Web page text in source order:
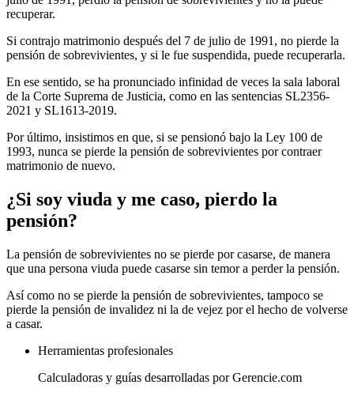
recuperar.
Si contrajo matrimonio después del 7 de julio de 1991, no pierde la
pensión de sobrevivientes, y si le fue suspendida, puede recuperarla.
En ese sentido, se ha pronunciado infinidad de veces la sala laboral
de la Corte Suprema de Justicia, como en las sentencias SL2356-
2021 y SL1613-2019.
Por último, insistimos en que, si se pensionó bajo la Ley 100 de
1993, nunca se pierde la pensión de sobrevivientes por contraer
matrimonio de nuevo.
¿Si soy viuda y me caso, pierdo la
pensión?
La pensión de sobrevivientes no se pierde por casarse, de manera
que una persona viuda puede casarse sin temor a perder la pensión.
Así como no se pierde la pensión de sobrevivientes, tampoco se
pierde la pensión de invalidez ni la de vejez por el hecho de volverse
a casar.
Herramientas profesionales
Calculadoras y guías desarrolladas por Gerencie.com